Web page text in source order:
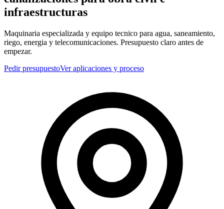
infraestructuras
Maquinaria especializada y equipo tecnico para agua, saneamiento,
riego, energia y telecomunicaciones. Presupuesto claro antes de
empezar.
Pedir presupuestoVer aplicaciones y proceso